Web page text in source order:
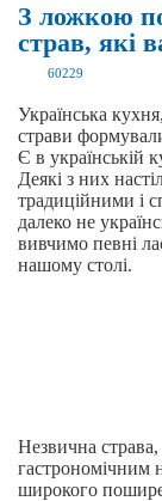
З ложкою
страв, які
60229
Українська
страви
Є в українській
Деякі з них
традиційними і
далеко не
вивчимо певні
нашому столі.
Незвична
гастрономічним
широкого